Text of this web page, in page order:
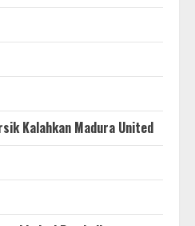
Kalahkan Madura United